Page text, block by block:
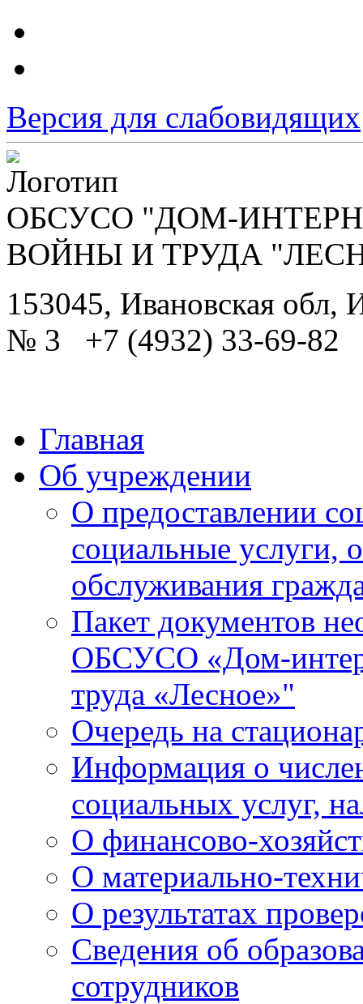
Версия для слабовидящих
ОБСУСО "ДОМ-
ВОЙНЫ И ТРУДА
153045, Ивановская обл,
№ 3 +7 (4932) 33-69-82
Главная
Об учреждении
О предоставлении
социальные услуги,
обслуживания
Пакет документов
ОБСУСО «Дом-
труда «Лесное»"
Очередь на
Информация о
социальных услуг,
О финансово-
О материально-
О результатах
Сведения об
сотрудников